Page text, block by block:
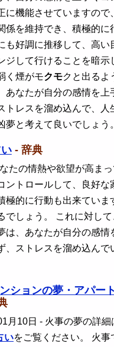
に機能させていますので
係を維持でき、積極的に
も好調に推移して、高い
ジして行けることを暗示
く煙がモクモクと出るよ
あなたが自分の感情を上
トレスを溜め込んで、人
夢と考えて良いでしょう。
- 辞典
たの情熱や欲望が高まっ
ントロールして、良好な
極的に行動も出来ていま
でしょう。 これに対し
は、あなたが自分の感情
、ストレスを溜め込んで
ションの夢・アパー
月10日 - 火事の夢の詳細
いをご覧ください。 火事